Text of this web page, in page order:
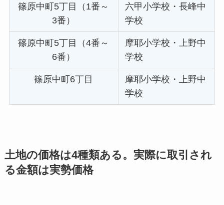
篠原中町5丁目（1番～
3番）
六甲小学校・長峰中
学校
篠原中町5丁目（4番～
6番）
摩耶小学校・上野中
学校
篠原中町6丁目
摩耶小学校・上野中
学校
土地の価格は4種類ある。実際に取引され
る金額は実勢価格